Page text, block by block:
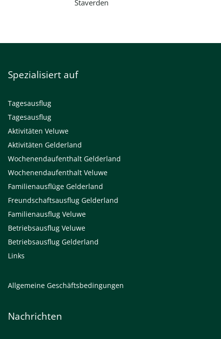
Staverden
Spezialisiert auf
Tagesausflug
Tagesausflug
Aktivitäten Veluwe
Aktivitäten Gelderland
Wochenendaufenthalt Gelderland
Wochenendaufenthalt Veluwe
Familienausflüge Gelderland
Freundschaftsausflug Gelderland
Familienausflug Veluwe
Betriebsausflug Veluwe
Betriebsausflug Gelderland
Links
Allgemeine Geschäftsbedingungen
Nachrichten